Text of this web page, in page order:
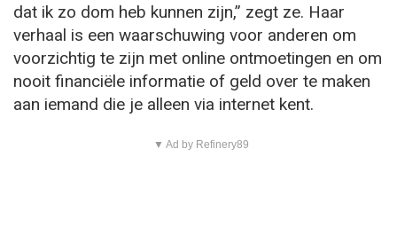
dat ik zo dom heb kunnen zijn,” zegt ze. Haar
verhaal is een waarschuwing voor anderen om
voorzichtig te zijn met online ontmoetingen en om
nooit financiële informatie of geld over te maken
aan iemand die je alleen via internet kent.
▼ Ad by Refinery89